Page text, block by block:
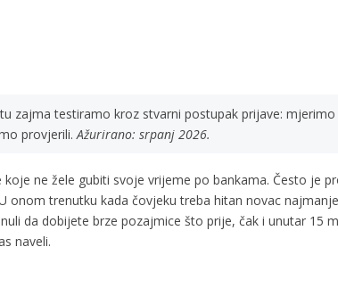
zajma testiramo kroz stvarni postupak prijave:
provjerili.Ažurirano: srpanj 2026.
ne žele gubiti svoje vrijeme po bankama. Često je
onom trenutku kada čovjeku treba hitan novac
da dobijete brze pozajmice što prije, čak i unutar 15
naveli.